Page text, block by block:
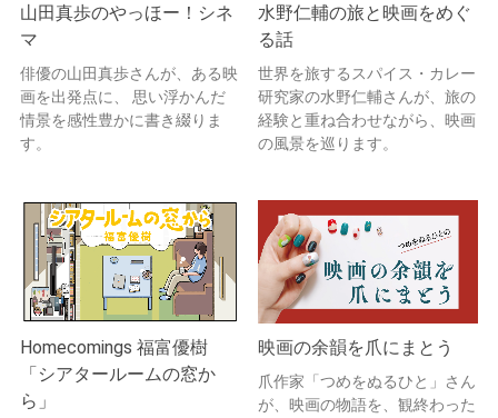
山田真歩のやっほー！シネ
マ
俳優の山田真歩さんが、ある映
画を出発点に、 思い浮かんだ
情景を感性豊かに書き綴りま
す。
水野仁輔の旅と映画をめぐ
る話
世界を旅するスパイス・カレー
研究家の水野仁輔さんが、旅の
経験と重ね合わせながら、映画
の風景を巡ります。
Homecomings 福富優樹
「シアタールームの窓か
ら」
映画の余韻を爪にまとう
爪作家「つめをぬるひと」さん
が、映画の物語を、観終わった